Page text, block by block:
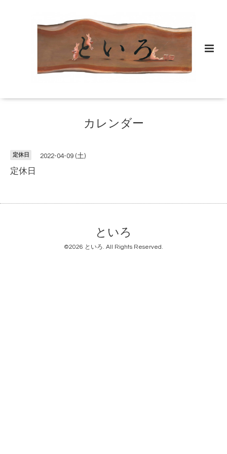
カレンダー
定休日 2022-04-09 (土)
定休日
といろ
©2026 といろ. All Rights Reserved.